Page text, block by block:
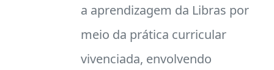
a aprendizagem da Libras por
meio da prática curricular
vivenciada, envolvendo